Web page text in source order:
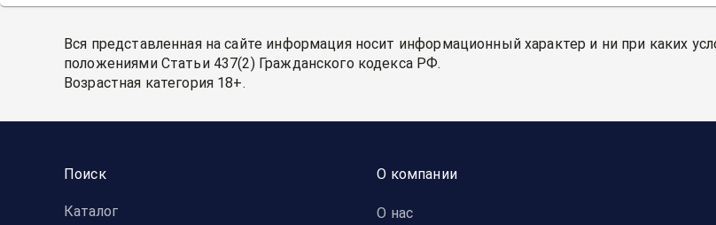
Вся представленная на сайте информация носит информационный характер и ни при каких
положениями Статьи 437(2) Гражданского кодекса РФ.
Возрастная категория 18+.
Поиск
Каталог
О компании
О нас